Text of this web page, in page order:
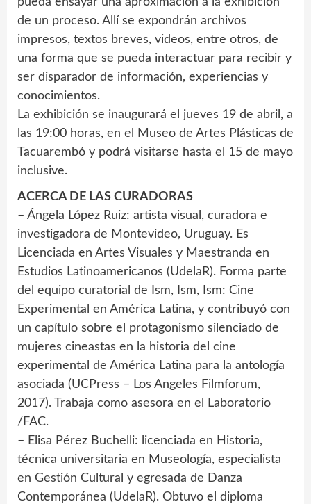
de un proceso. Allí se expondrán archivos
impresos, textos breves, videos, entre otros, de
una forma que se pueda interactuar para recibir y
ser disparador de información, experiencias y
conocimientos.
La exhibición se inaugurará el jueves 19 de abril, a
las 19:00 horas, en el Museo de Artes Plásticas de
Tacuarembó y podrá visitarse hasta el 15 de mayo
inclusive.
ACERCA DE LAS CURADORAS
– Ángela López Ruiz: artista visual, curadora e
investigadora de Montevideo, Uruguay. Es
Licenciada en Artes Visuales y Maestranda en
Estudios Latinoamericanos (UdelaR). Forma parte
del equipo curatorial de Ism, Ism, Ism: Cine
Experimental en América Latina, y contribuyó con
un capítulo sobre el protagonismo silenciado de
mujeres cineastas en la historia del cine
experimental de América Latina para la antología
asociada (UCPress – Los Angeles Filmforum,
2017). Trabaja como asesora en el Laboratorio
/FAC.
– Elisa Pérez Buchelli: licenciada en Historia,
técnica universitaria en Museología, especialista
en Gestión Cultural y egresada de Danza
Contemporánea (UdelaR). Obtuvo el diploma